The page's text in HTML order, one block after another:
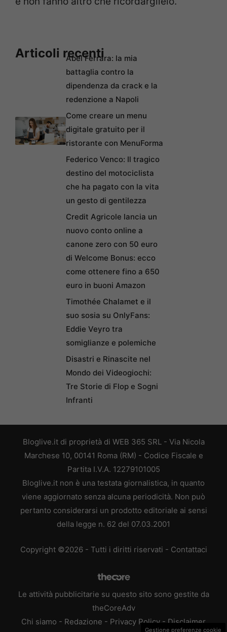
Articoli recenti
Abel Ferrara: la mia
battaglia contro la
dipendenza da crack e la
redenzione a Napoli
Come creare un menu
digitale gratuito per il
ristorante con MenuForma
Federico Venco: Il tragico
destino del motociclista
che ha pagato con la vita
un gesto di gentilezza
Credit Agricole lancia un
nuovo conto online a
canone zero con 50 euro
di Welcome Bonus: ecco
come ottenere fino a 650
euro in buoni Amazon
Timothée Chalamet e il
suo sosia su OnlyFans:
Eddie Veyro tra
somiglianze e polemiche
Disastri e Rinascite nel
Mondo dei Videogiochi:
Tre Storie di Flop e Sogni
Infranti
Bloglive.it di proprietà di WEB 365 SRL - Via Nicola
Marchese 10, 00141 Roma (RM) - Codice Fiscale e
Partita I.V.A. 12279101005
Bloglive.it non è una testata giornalistica, in quanto
viene aggiornato senza alcuna periodicità. Non può
pertanto considerarsi un prodotto editoriale ai sensi
della legge n. 62 del 07.03.2001
Copyright ©2026 - Tutti i diritti riservati - Contattaci
Le attività pubblicitarie su questo sito sono gestite da
theCoreAdv
Chi siamo - Redazione - Privacy Policy - Disclaimer
Gestione preferenze cookie